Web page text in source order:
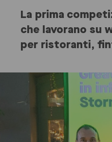
La prima
che lavorano su
per ristoranti,